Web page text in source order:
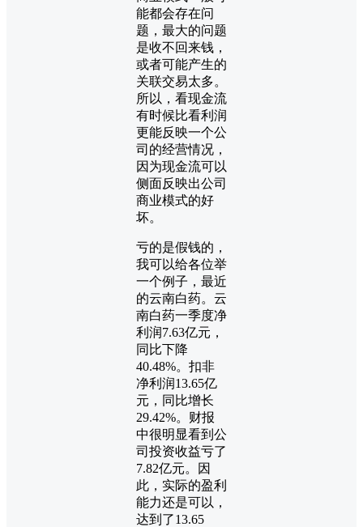
能都会存在问
题，最大的问题
是收不回来钱，
或者可能产生的
关联交易太多。
所以，看现金流
有时候比看利润
更能反映一个公
司的经营情况，
因为现金流可以
侧面反映出公司
商业模式的好
坏。
亏的是假钱的，
我可以给各位举
一个例子，最近
的云南白药。云
南白药一季度净
利润7.63亿元，
同比下降
40.48%。扣非
净利润13.65亿
元，同比增长
29.42%。财报
中很明显看到公
司投资收益亏了
7.82亿元。因
此，实际的盈利
能力还是可以，
达到了13.65